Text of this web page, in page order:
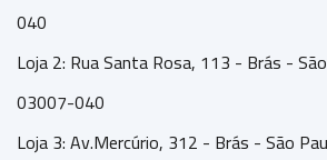
040
Loja 2: Rua Santa Rosa, 113 - Brás -
03007-040
Loja 3: Av.Mercúrio, 312 - Brás - São